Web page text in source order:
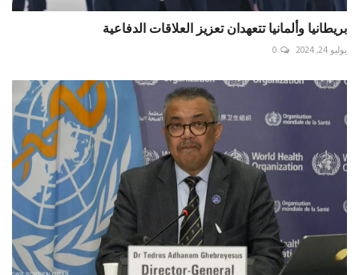
بريطانيا وألمانيا تتعهدان تعزيز العلاقات الدفاعية
يوليو 24, 2024 0